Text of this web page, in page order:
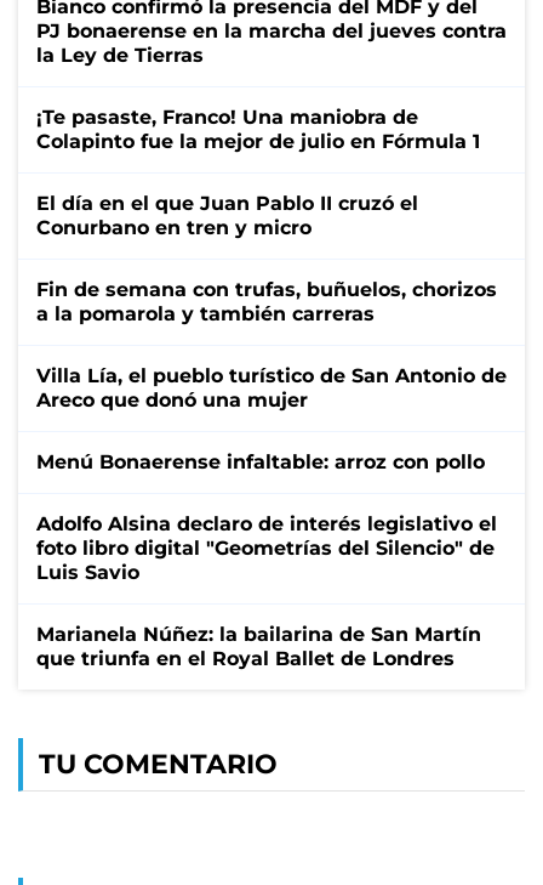
Bianco confirmó la presencia del MDF y del
PJ bonaerense en la marcha del jueves contra
la Ley de Tierras
¡Te pasaste, Franco! Una maniobra de
Colapinto fue la mejor de julio en Fórmula 1
El día en el que Juan Pablo II cruzó el
Conurbano en tren y micro
Fin de semana con trufas, buñuelos, chorizos
a la pomarola y también carreras
Villa Lía, el pueblo turístico de San Antonio de
Areco que donó una mujer
Menú Bonaerense infaltable: arroz con pollo
Adolfo Alsina declaro de interés legislativo el
foto libro digital "Geometrías del Silencio" de
Luis Savio
Marianela Núñez: la bailarina de San Martín
que triunfa en el Royal Ballet de Londres
TU COMENTARIO